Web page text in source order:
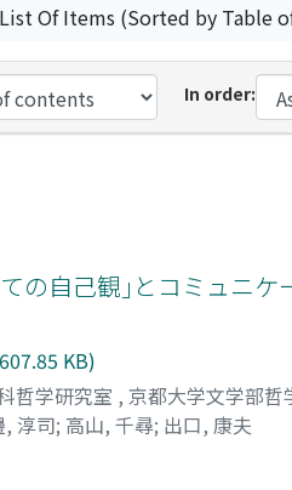
List Of Items (Sorted by Table
In order:
の自己観｣とコミュニ
KB)
哲学研究室 , 京都大学文学部哲
, 淳司; 高山, 千尋; 出口, 康夫